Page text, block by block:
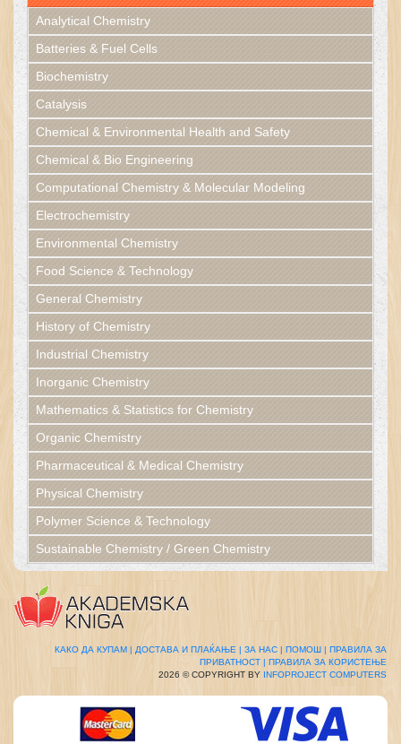
Analytical Chemistry
Batteries & Fuel Cells
Biochemistry
Catalysis
Chemical & Environmental Health and Safety
Chemical & Bio Engineering
Computational Chemistry & Molecular Modeling
Electrochemistry
Environmental Chemistry
Food Science & Technology
General Chemistry
History of Chemistry
Industrial Chemistry
Inorganic Chemistry
Mathematics & Statistics for Chemistry
Organic Chemistry
Pharmaceutical & Medical Chemistry
Physical Chemistry
Polymer Science & Technology
Sustainable Chemistry / Green Chemistry
КАКО ДА КУПАМ | ДОСТАВА И ПЛАЌАЊЕ | ЗА НАС | ПОМОШ | ПРАВИЛА ЗА
ПРИВАТНОСТ | ПРАВИЛА ЗА КОРИСТЕЊЕ
2026 © COPYRIGHT BY INFOPROJECT COMPUTERS